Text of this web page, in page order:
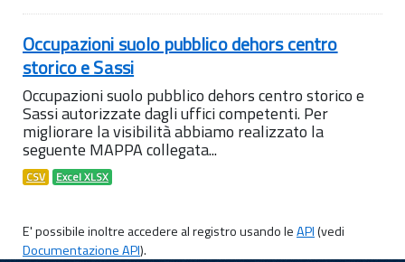
Occupazioni suolo pubblico dehors centro
storico e Sassi
Occupazioni suolo pubblico dehors centro storico e
Sassi autorizzate dagli uffici competenti. Per
migliorare la visibilità abbiamo realizzato la
seguente MAPPA collegata...
CSV Excel XLSX
E' possibile inoltre accedere al registro usando leAPI(vedi
Documentazione API).